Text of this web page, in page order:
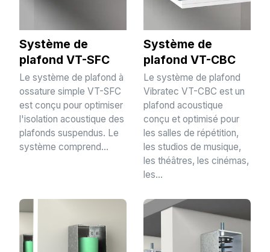
Système de
plafond VT-SFC
Le système de plafond à
ossature simple VT-SFC
est conçu pour optimiser
l'isolation acoustique des
plafonds suspendus. Le
système comprend...
Système de
plafond VT-CBC
Le système de plafond
Vibratec VT-CBC est un
plafond acoustique
conçu et optimisé pour
les salles de répétition,
les studios de musique,
les théâtres, les cinémas,
les...